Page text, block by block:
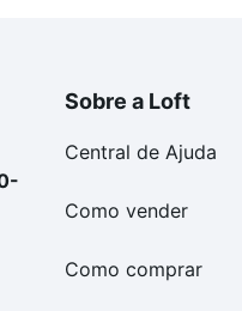
Sobre a Loft
Central de Ajuda
Como vender
Como comprar